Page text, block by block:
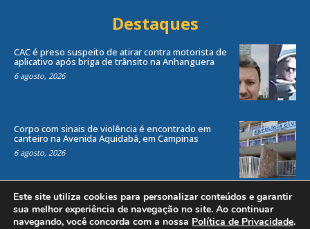
Destaques
CAC é preso suspeito de atirar contra motorista de
aplicativo após briga de trânsito na Anhanguera
6 agosto, 2026
Corpo com sinais de violência é encontrado em
canteiro na Avenida Aquidabã, em Campinas
6 agosto, 2026
Este site utiliza cookies para personalizar conteúdos e garantir
sua melhor experiência de navegação no site. Ao continuar
navegando, você concorda com a nossa Política de Privacidade.